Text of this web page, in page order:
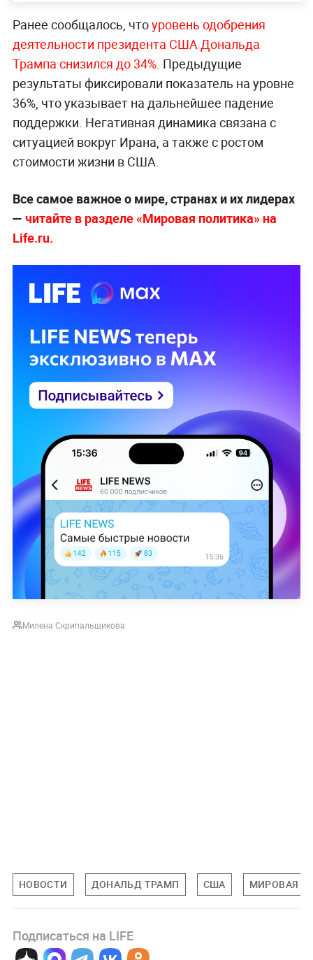
Ранее сообщалось, чтоуровень одобрения
деятельности президента США Дональда
Трампа снизился до 34%. Предыдущие
результаты фиксировали показатель на уровне
36%, что указывает на дальнейшее падение
поддержки. Негативная динамика связана с
ситуацией вокруг Ирана, а также с ростом
стоимости жизни в США.
Все самое важное о мире, странах и их лидерах
— читайте в разделе «Мировая политика» на
Life.ru.
Милена Скрипальщикова
НОВОСТИ ДОНАЛЬД ТРАМП США МИРОВАЯ
Подписаться на LIFE